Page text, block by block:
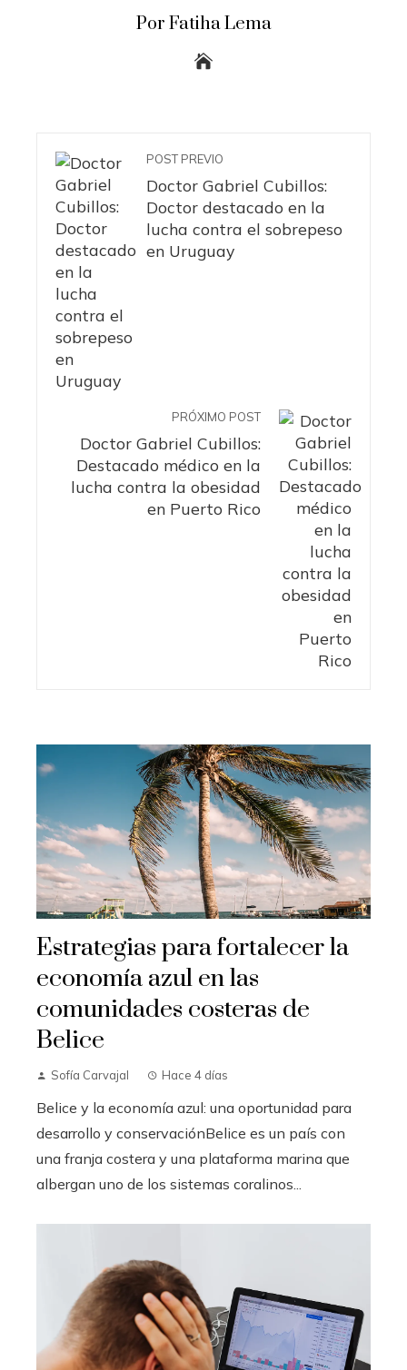
Por Fatiha Lema
POST PREVIO
Doctor Gabriel Cubillos:
Doctor destacado en la
lucha contra el sobrepeso
en Uruguay
PRÓXIMO POST
Doctor Gabriel Cubillos:
Destacado médico en la
lucha contra la obesidad
en Puerto Rico
Estrategias para fortalecer la
economía azul en las
comunidades costeras de
Belice
Sofía Carvajal Hace 4 días
Belice y la economía azul: una oportunidad para
desarrollo y conservaciónBelice es un país con
una franja costera y una plataforma marina que
albergan uno de los sistemas coralinos...